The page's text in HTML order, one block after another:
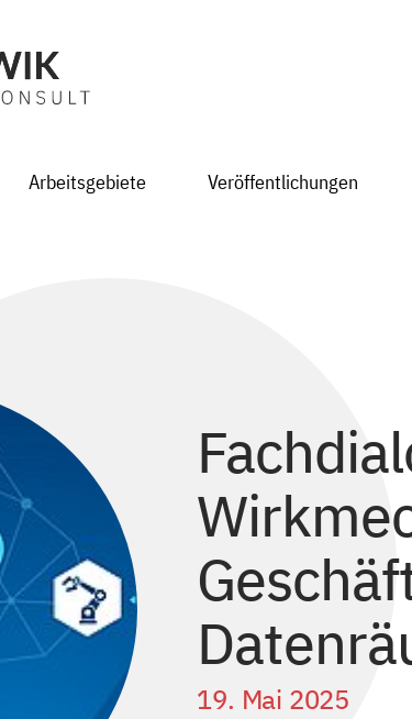
Arbeitsgebiete Veröffentlichungen
19. Mai 2025